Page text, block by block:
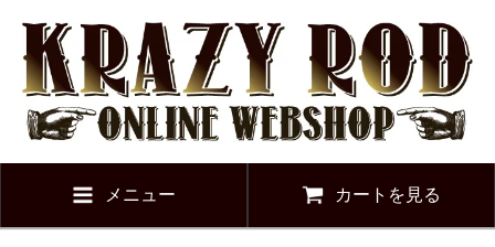
メニュー カートを見る